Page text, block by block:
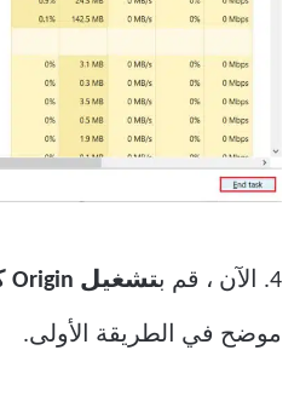
4. الآن ، قم ب تشغيل Origin كمسؤول
موضح في الطريقة الأولى.